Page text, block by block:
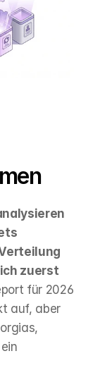
zuerst
für 2026
auf, aber